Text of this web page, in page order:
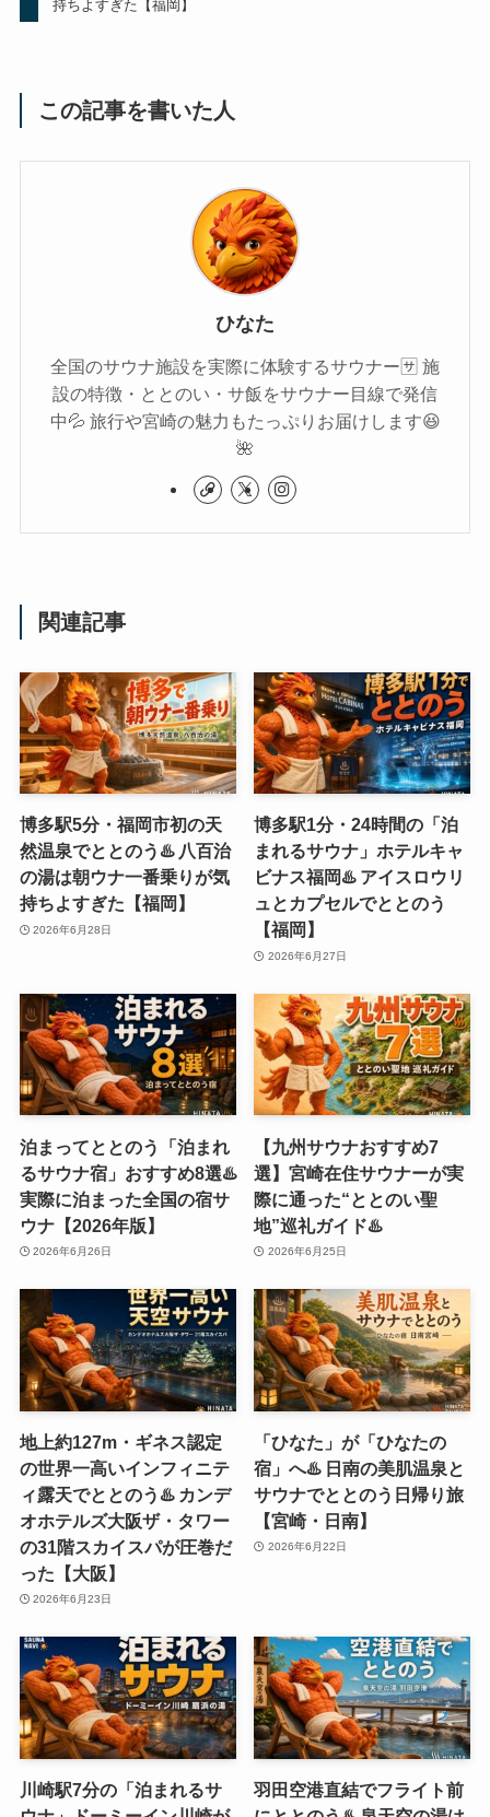
持ちよすぎた【福岡】
この記事を書いた人
ひなた
全国のサウナ施設を実際に体験するサウナー🈂️ 施
設の特徴・ととのい・サ飯をサウナー目線で発信
中💦 旅行や宮崎の魅力もたっぷりお届けします😆
🌺
関連記事
博多駅5分・福岡市初の天
然温泉でととのう♨️ 八百治
の湯は朝ウナ一番乗りが気
持ちよすぎた【福岡】
2026年6月28日
博多駅1分・24時間の「泊
まれるサウナ」ホテルキャ
ビナス福岡♨️ アイスロウリ
ュとカプセルでととのう
【福岡】
2026年6月27日
泊まってととのう「泊まれ
るサウナ宿」おすすめ8選♨️
実際に泊まった全国の宿サ
ウナ【2026年版】
2026年6月26日
【九州サウナおすすめ7
選】宮崎在住サウナーが実
際に通った“ととのい聖
地”巡礼ガイド♨️
2026年6月25日
地上約127m・ギネス認定
の世界一高いインフィニテ
ィ露天でととのう♨️ カンデ
オホテルズ大阪ザ・タワー
の31階スカイスパが圧巻だ
った【大阪】
2026年6月23日
「ひなた」が「ひなたの
宿」へ♨️ 日南の美肌温泉と
サウナでととのう日帰り旅
【宮崎・日南】
2026年6月22日
川崎駅7分の「泊まれるサ
羽田空港直結でフライト前